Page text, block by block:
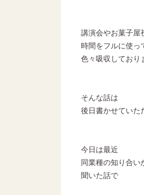
講演会やお菓子屋
時間をフルに使っ
色々吸収しており
そんな話は
後日書かせていた
今日は最近
同業種の知り合い
聞いた話で